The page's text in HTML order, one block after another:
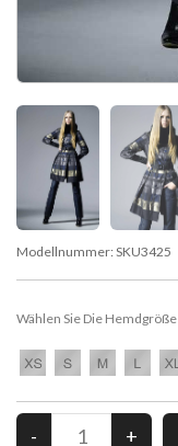
Modellnummer: SKU3425
Wählen Sie Die Hemdgröße